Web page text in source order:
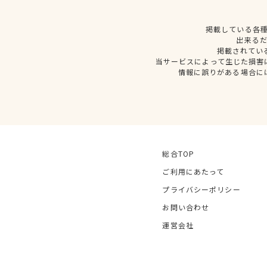
掲載している各
出来る
掲載されてい
当サービスによって生じた損
情報に誤りがある場合
総合TOP
ご利用にあたって
プライバシーポリシー
お問い合わせ
運営会社